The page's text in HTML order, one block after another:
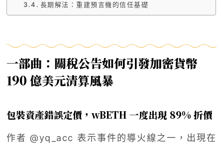
長期解法：重建預言機的信任基礎
一部曲：關稅公告如何引發加密貨幣
190 億美元清算風暴
包裝資產錯誤定價，wBETH 一度出現 89% 折價
作者 @yq_acc 表示事件的導火線之一，出現在